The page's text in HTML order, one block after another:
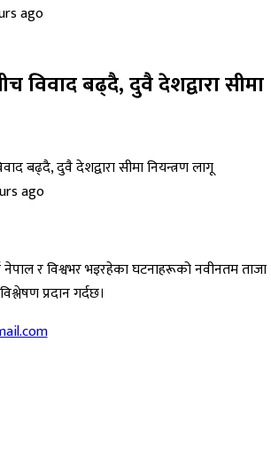
ago
विवाद बढ्दै, दुवै देशद्वारा सीमा
ago
र विश्वभर भइरहेका घटनाहरूको नवीनतम ताजा
प्रदान गर्दछ।